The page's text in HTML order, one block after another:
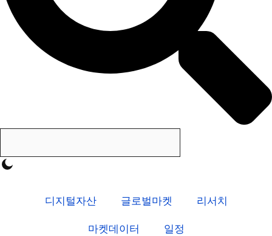
디지털자산 글로벌마켓
리서치
마켓데이터
일정